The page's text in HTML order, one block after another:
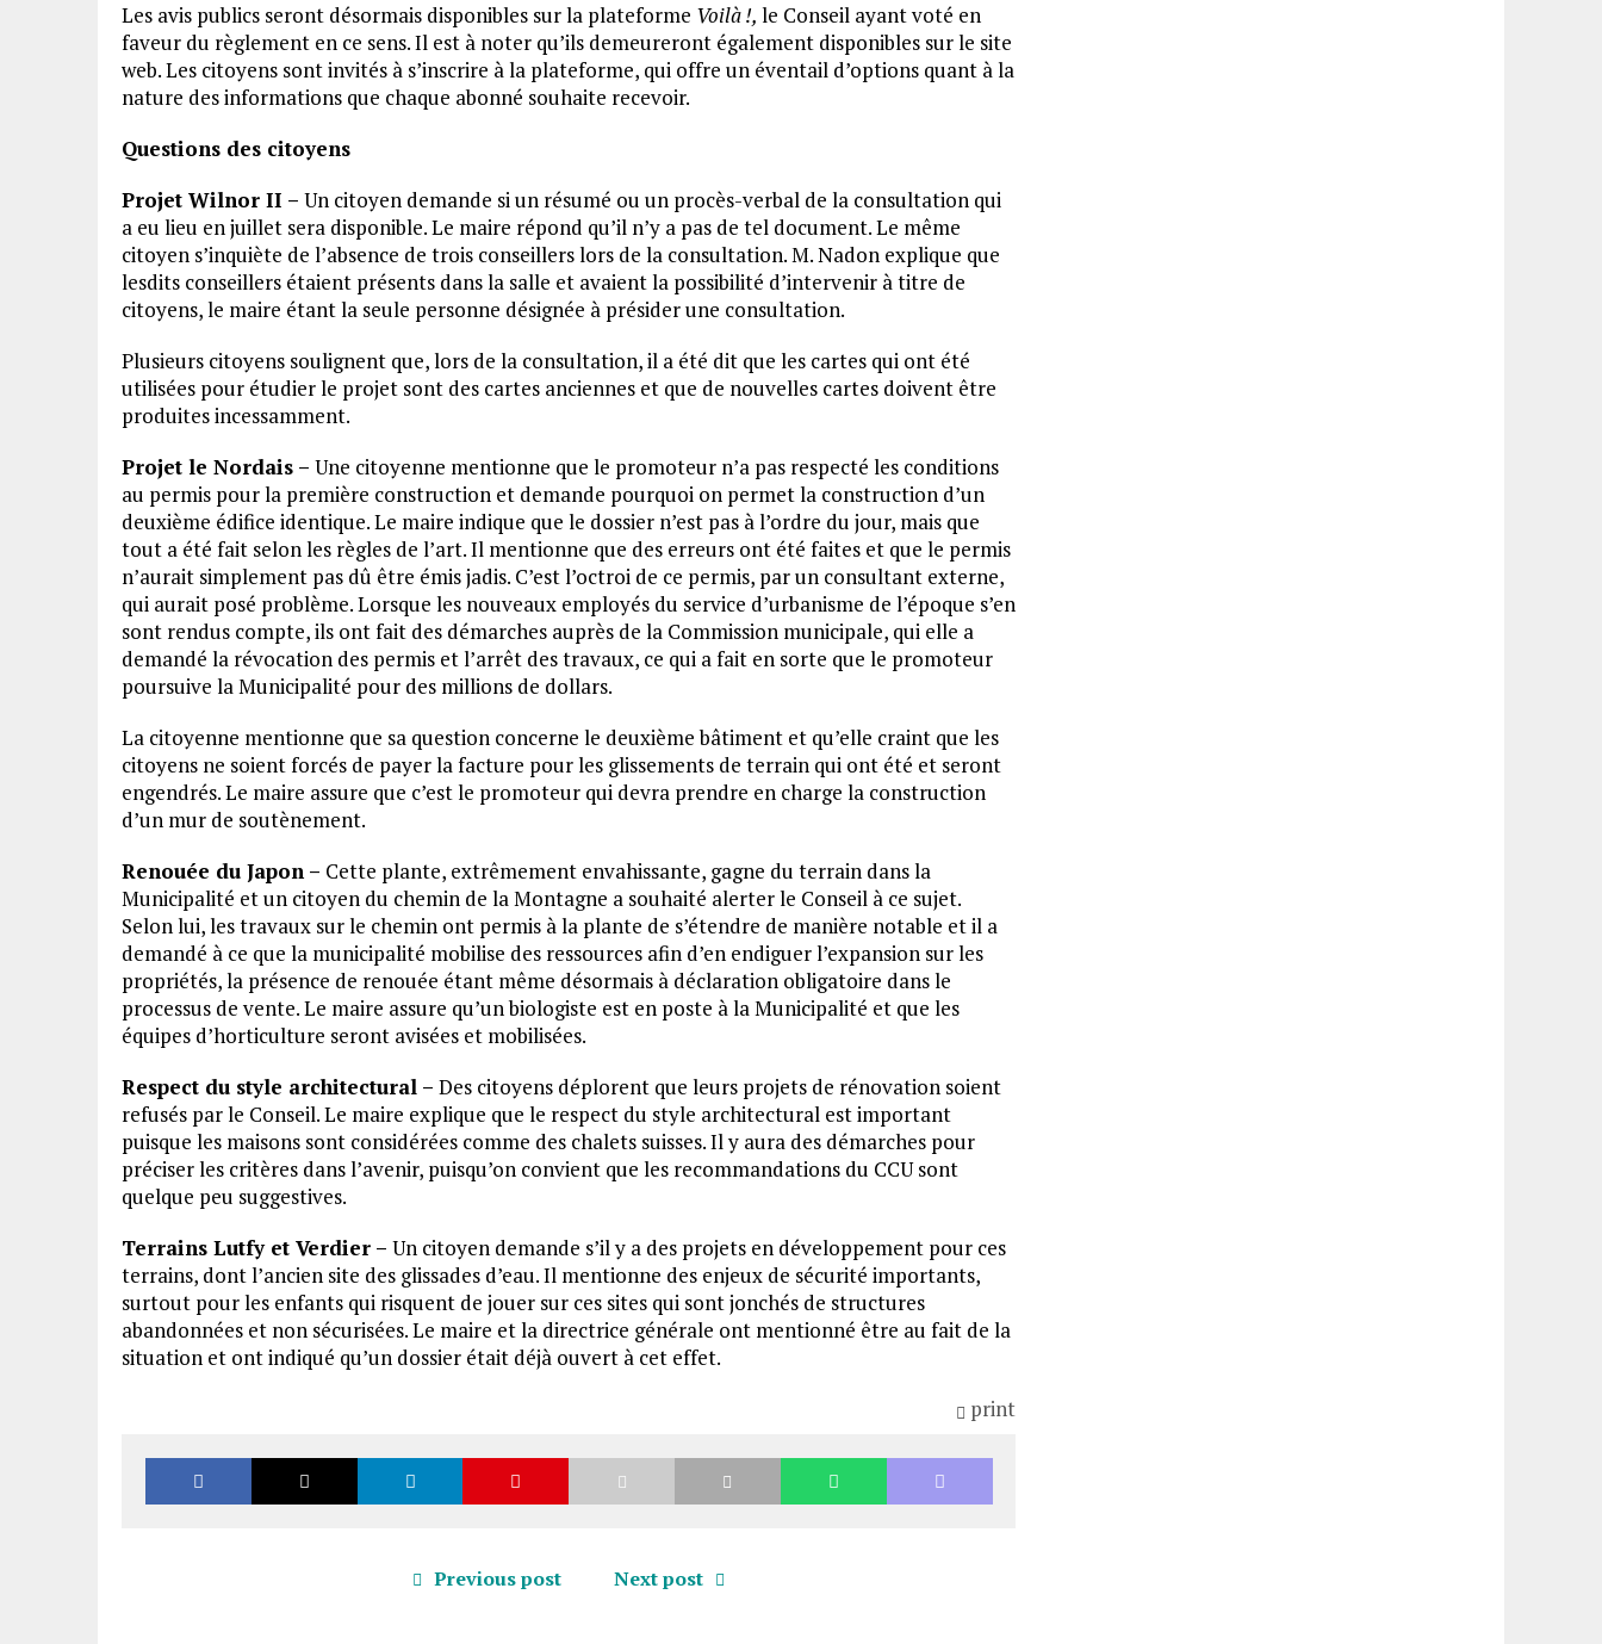
Les avis publics seront désormais disponibles sur la plateforme Voilà !, le Conseil ayant voté en
faveur du règlement en ce sens. Il est à noter qu’ils demeureront également disponibles sur le site
web. Les citoyens sont invités à s’inscrire à la plateforme, qui offre un éventail d’options quant à la
nature des informations que chaque abonné souhaite recevoir.
Questions des citoyens
Projet Wilnor II – Un citoyen demande si un résumé ou un procès-verbal de la consultation qui
a eu lieu en juillet sera disponible. Le maire répond qu’il n’y a pas de tel document. Le même
citoyen s’inquiète de l’absence de trois conseillers lors de la consultation. M. Nadon explique que
lesdits conseillers étaient présents dans la salle et avaient la possibilité d’intervenir à titre de
citoyens, le maire étant la seule personne désignée à présider une consultation.
Plusieurs citoyens soulignent que, lors de la consultation, il a été dit que les cartes qui ont été
utilisées pour étudier le projet sont des cartes anciennes et que de nouvelles cartes doivent être
produites incessamment.
Projet le Nordais – Une citoyenne mentionne que le promoteur n’a pas respecté les conditions
au permis pour la première construction et demande pourquoi on permet la construction d’un
deuxième édifice identique. Le maire indique que le dossier n’est pas à l’ordre du jour, mais que
tout a été fait selon les règles de l’art. Il mentionne que des erreurs ont été faites et que le permis
n’aurait simplement pas dû être émis jadis. C’est l’octroi de ce permis, par un consultant externe,
qui aurait posé problème. Lorsque les nouveaux employés du service d’urbanisme de l’époque s’en
sont rendus compte, ils ont fait des démarches auprès de la Commission municipale, qui elle a
demandé la révocation des permis et l’arrêt des travaux, ce qui a fait en sorte que le promoteur
poursuive la Municipalité pour des millions de dollars.
La citoyenne mentionne que sa question concerne le deuxième bâtiment et qu’elle craint que les
citoyens ne soient forcés de payer la facture pour les glissements de terrain qui ont été et seront
engendrés. Le maire assure que c’est le promoteur qui devra prendre en charge la construction
d’un mur de soutènement.
Renouée du Japon – Cette plante, extrêmement envahissante, gagne du terrain dans la
Municipalité et un citoyen du chemin de la Montagne a souhaité alerter le Conseil à ce sujet.
Selon lui, les travaux sur le chemin ont permis à la plante de s’étendre de manière notable et il a
demandé à ce que la municipalité mobilise des ressources afin d’en endiguer l’expansion sur les
propriétés, la présence de renouée étant même désormais à déclaration obligatoire dans le
processus de vente. Le maire assure qu’un biologiste est en poste à la Municipalité et que les
équipes d’horticulture seront avisées et mobilisées.
Respect du style architectural – Des citoyens déplorent que leurs projets de rénovation soient
refusés par le Conseil. Le maire explique que le respect du style architectural est important
puisque les maisons sont considérées comme des chalets suisses. Il y aura des démarches pour
préciser les critères dans l’avenir, puisqu’on convient que les recommandations du CCU sont
quelque peu suggestives.
Terrains Lutfy et Verdier – Un citoyen demande s’il y a des projets en développement pour ces
terrains, dont l’ancien site des glissades d’eau. Il mentionne des enjeux de sécurité importants,
surtout pour les enfants qui risquent de jouer sur ces sites qui sont jonchés de structures
abandonnées et non sécurisées. Le maire et la directrice générale ont mentionné être au fait de la
situation et ont indiqué qu’un dossier était déjà ouvert à cet effet.
print
Previous post Next post